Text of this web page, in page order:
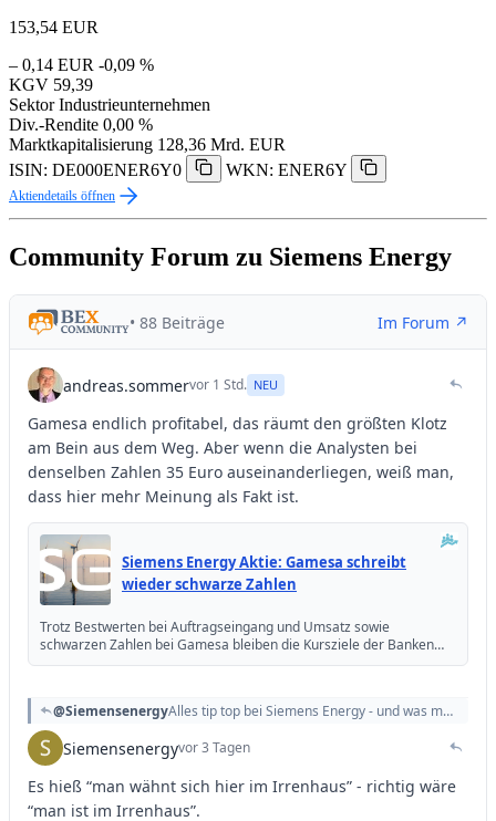
153,54 EUR
– 0,14 EUR -0,09 %
KGV 59,39
Sektor Industrieunternehmen
Div.-Rendite 0,00 %
Marktkapitalisierung 128,36 Mrd. EUR
ISIN: DE000ENER6Y0
WKN: ENER6Y
Aktiendetails öffnen
Community Forum zu Siemens Energy